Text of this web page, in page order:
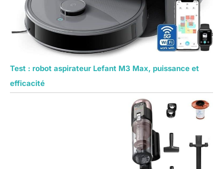
Test : robot aspirateur Lefant M3 Max, puissance et
efficacité